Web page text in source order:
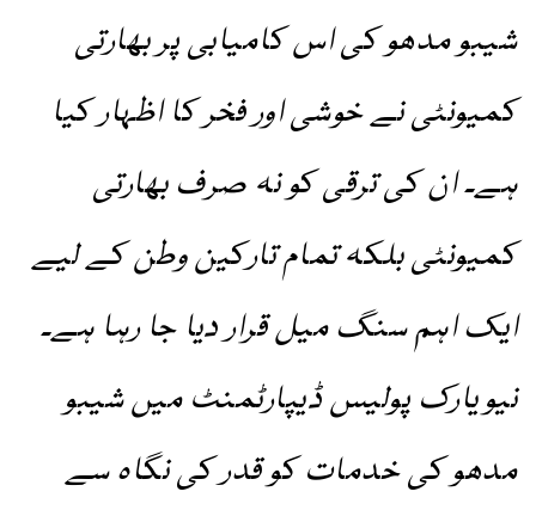
شیبو مدھو کی اس کامیابی پر بھارتی
کمیونٹی نے خوشی اور فخر کا اظہار کیا
ہے۔ ان کی ترقی کو نہ صرف بھارتی
کمیونٹی بلکہ تمام تارکین وطن کے لیے
ایک اہم سنگ میل قرار دیا جا رہا ہے۔
نیویارک پولیس ڈیپارٹمنٹ میں شیبو
مدھو کی خدمات کو قدر کی نگاہ سے